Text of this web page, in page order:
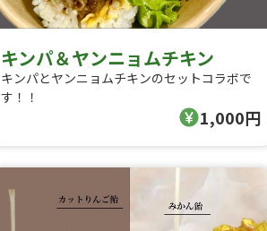
キンパ＆ヤンニョムチキン
キンパとヤンニョムチキンのセットコラボで
す！！
1,000円